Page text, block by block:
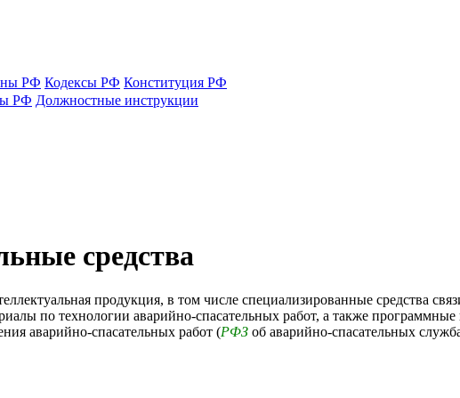
РФ Кодексы РФ Конституция РФ
РФ Должностные инструкции
средства
продукция, в том числе специализированные средства
по технологии аварийно-спасательных работ, а также
аварийно-спасательных работ (РФЗ об аварийно-спасательных